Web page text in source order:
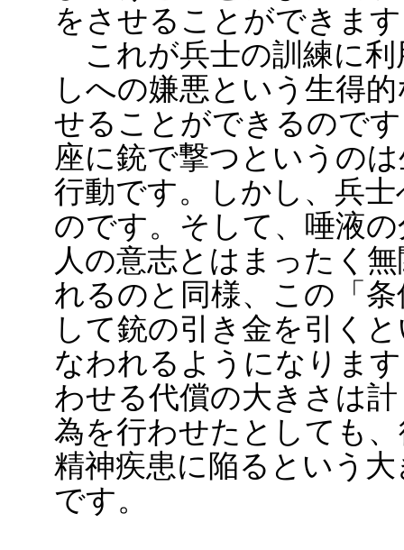
をさせることができま
これが兵士の訓練に利
しへの嫌悪という生得
せることができるので
座に銃で撃つというの
行動です。しかし、兵
のです。そして、唾液
人の意志とはまったく
れるのと同様、この「
して銃の引き金を引く
なわれるようになりま
わせる代償の大きさは
為を行わせたとしても
精神疾患に陥るという
です。